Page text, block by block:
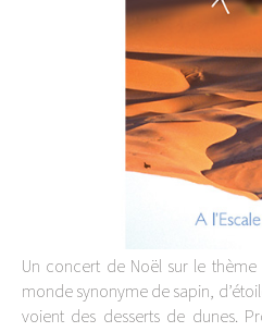
Un concert de Noël sur le thème
monde synonyme de sapin,
voient des desserts de dunes.